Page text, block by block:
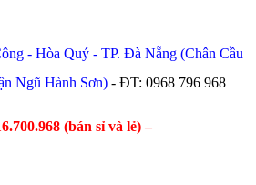
- Hòa Quý - TP. Đà Nẵng (Chân Cầu
Ngũ Hành Sơn) - ĐT: 0968 796 968
(bán sỉ và lẻ) –